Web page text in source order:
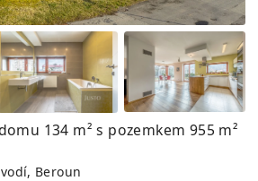
134 m² s pozemkem 955 m²
Beroun